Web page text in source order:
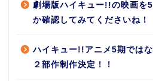
劇場版ハイキュー!!の映画を
か確認してみてくださいね！
ハイキュー!!アニメ5期では
２部作制作決定！！